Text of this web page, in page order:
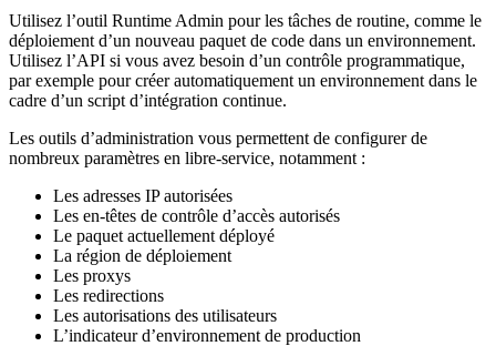
Utilisez l’outil Runtime Admin pour les tâches de routine, comme le
déploiement d’un nouveau paquet de code dans un environnement.
Utilisez l’API si vous avez besoin d’un contrôle programmatique,
par exemple pour créer automatiquement un environnement dans le
cadre d’un script d’intégration continue.
Les outils d’administration vous permettent de configurer de
nombreux paramètres en libre-service, notamment :
Les adresses IP autorisées
Les en-têtes de contrôle d’accès autorisés
Le paquet actuellement déployé
La région de déploiement
Les proxys
Les redirections
Les autorisations des utilisateurs
L’indicateur d’environnement de production